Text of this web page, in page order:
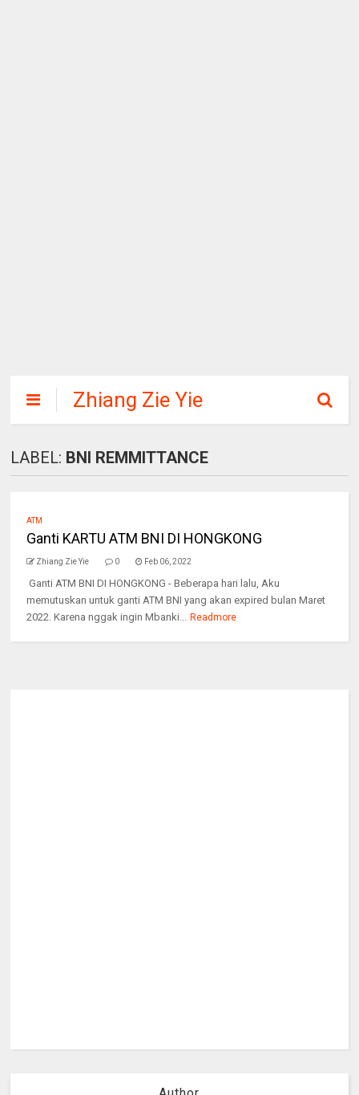
Zhiang Zie Yie
LABEL: BNI REMMITTANCE
ATM
Ganti KARTU ATM BNI DI HONGKONG
Zhiang Zie Yie 0 Feb 06, 2022
Ganti ATM BNI DI HONGKONG - Beberapa hari lalu, Aku
memutuskan untuk ganti ATM BNI yang akan expired bulan Maret
2022. Karena nggak ingin Mbanki... Readmore